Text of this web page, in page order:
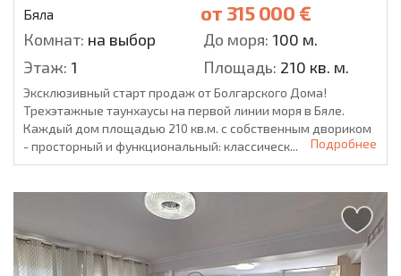
Бяла от 315 000 €
Комнат: на выбор До моря: 100 м.
Этаж: 1 Площадь: 210 кв. м.
Эксклюзивный старт продаж от Болгарского Дома!
Трехэтажные таунхаусы на первой линии моря в Бяле.
Каждый дом площадью 210 кв.м. с собственным двориком
- просторный и функциональный: классическ...
Подробнее